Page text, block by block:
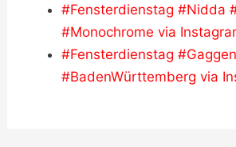
#Fensterdienstag #Nidda
#Monochrome via
#Fensterdienstag
#BadenWürttemberg via